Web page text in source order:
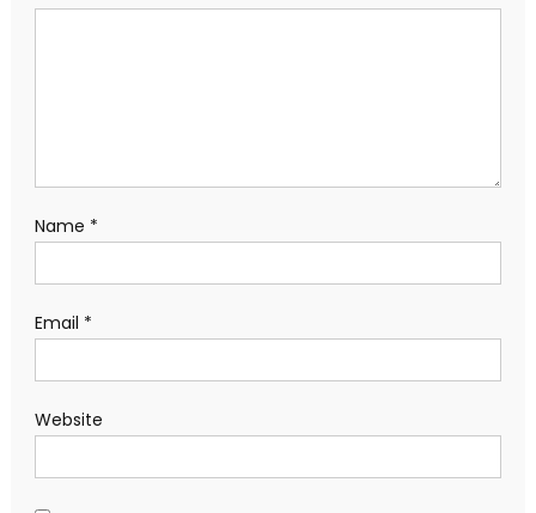
Name *
Email *
Website